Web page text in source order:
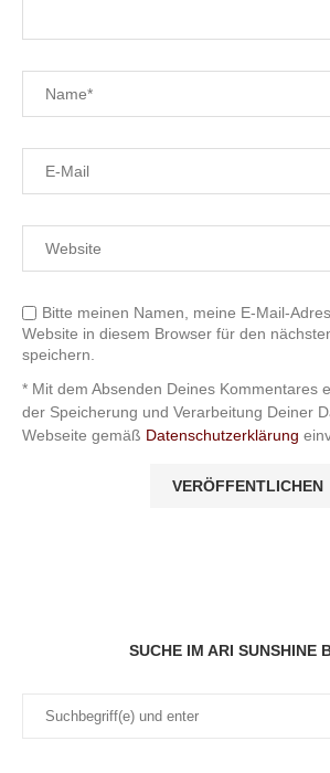
Bitte meinen Namen, meine E-Mail-
Website in diesem Browser für den
speichern.
* Mit dem Absenden Deines Kommentares
der Speicherung und Verarbeitung Deiner
Webseite gemäß Datenschutzerklärung
SUCHE IM ARI SUNSHINE